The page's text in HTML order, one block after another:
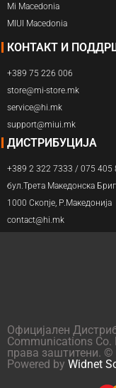
Mi Macedonia
MIUI Macedonia
КОНТАКТ И
+389 75 226 006
store@mi-store.mk
service@hi.mk
support@miui.mk
ДИСТРИБУЦИЈА
+389 2 322 7333 / 075 405
бул.Трета Македонска
1000 Скопје, Р.Македонија
contact@hi.mk
Официјален
Communications Co.
права заштитени.
Powered by Widnet